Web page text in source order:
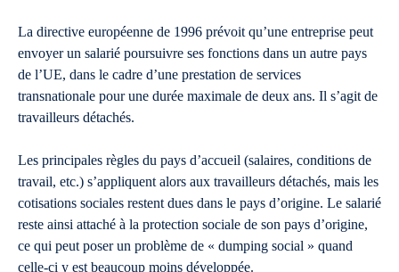
La directive européenne de 1996 prévoit qu’une entreprise peut
envoyer un salarié poursuivre ses fonctions dans un autre pays
de l’UE, dans le cadre d’une prestation de services
transnationale pour une durée maximale de deux ans. Il s’agit de
travailleurs détachés.
Les principales règles du pays d’accueil (salaires, conditions de
travail, etc.) s’appliquent alors aux travailleurs détachés, mais les
cotisations sociales restent dues dans le pays d’origine. Le salarié
reste ainsi attaché à la protection sociale de son pays d’origine,
ce qui peut poser un problème de « dumping social » quand
celle-ci y est beaucoup moins développée.